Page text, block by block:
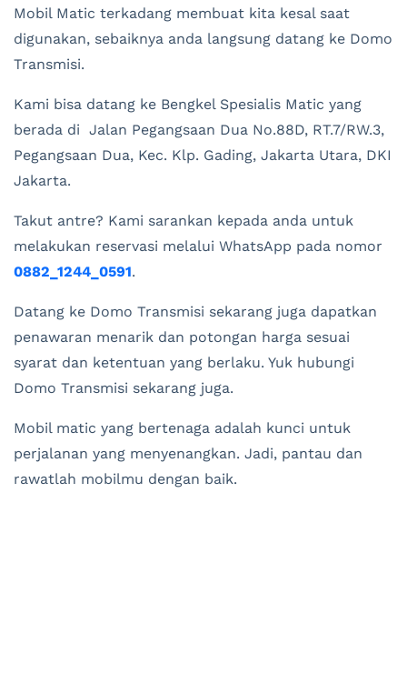
Mobil Matic terkadang membuat kita kesal saat
digunakan, sebaiknya anda langsung datang ke Domo
Transmisi.
Kami bisa datang ke Bengkel Spesialis Matic yang
berada di Jalan Pegangsaan Dua No.88D, RT.7/RW.3,
Pegangsaan Dua, Kec. Klp. Gading, Jakarta Utara, DKI
Jakarta.
Takut antre? Kami sarankan kepada anda untuk
melakukan reservasi melalui WhatsApp pada nomor
0882_1244_0591.
Datang ke Domo Transmisi sekarang juga dapatkan
penawaran menarik dan potongan harga sesuai
syarat dan ketentuan yang berlaku. Yuk hubungi
Domo Transmisi sekarang juga.
Mobil matic yang bertenaga adalah kunci untuk
perjalanan yang menyenangkan. Jadi, pantau dan
rawatlah mobilmu dengan baik.